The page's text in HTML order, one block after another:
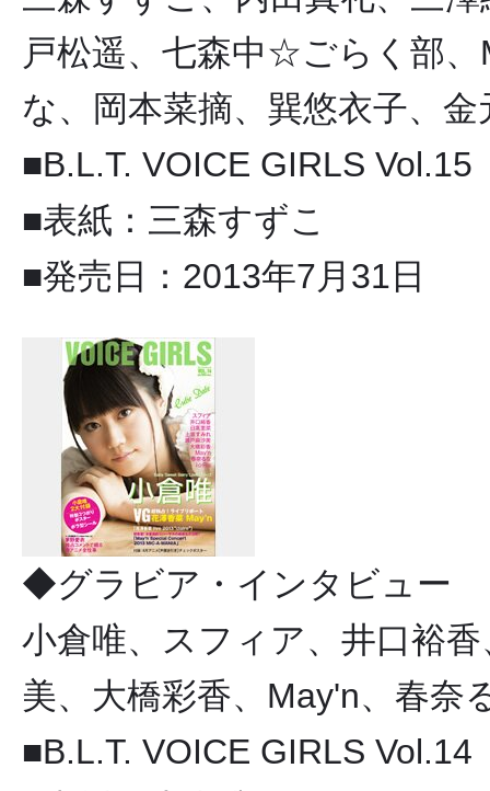
戸松遥、七森中☆ごらく部
な、岡本菜摘、巽悠衣子、
■B.L.T. VOICE GIRLS Vol.15
■表紙：三森すずこ
■発売日：2013年7月31日
◆グラビア・インタビュー
小倉唯、スフィア、井口裕
美、大橋彩香、May'n、春
■B.L.T. VOICE GIRLS Vol.14